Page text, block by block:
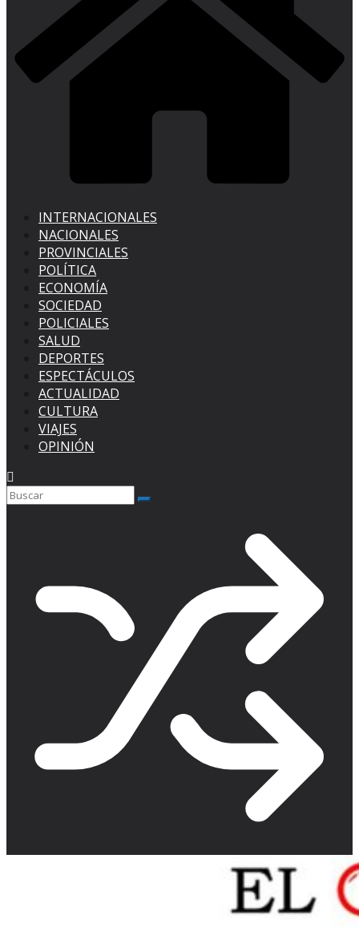
INTERNACIONALES
NACIONALES
PROVINCIALES
POLÍTICA
ECONOMÍA
SOCIEDAD
POLICIALES
SALUD
DEPORTES
ESPECTÁCULOS
ACTUALIDAD
CULTURA
VIAJES
OPINIÓN